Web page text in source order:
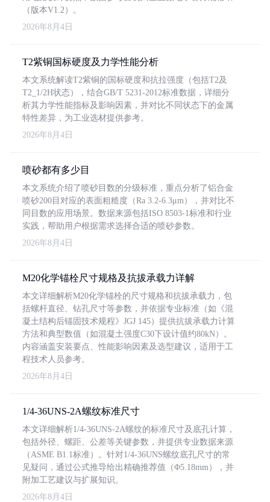
（版本V1.2）。
2026年8月4日
T2紫铜国标硬度及力学性能分析
本文系统解读T2紫铜的国标硬度和抗拉强度（包括T2及
T2_1/2H状态），结合GB/T 5231-2012标准数据，详细分
析其力学性能指标及影响因素，并对比不同状态下的金属
特性差异，为工业选材提供参考。
2026年8月4日
喷砂都有多少目
本文系统介绍了喷砂目数的分级标准，重点分析了铝合金
喷砂200目对应的表面粗糙度（Ra 3.2-6.3μm），并对比不
同目数的应用场景。数据来源包括ISO 8503-1标准和行业
实践，帮助用户根据需求选择合适的喷砂参数。
2026年8月4日
M20化学锚栓尺寸规格及抗拔承载力详解
本文详细解析M20化学锚栓的尺寸规格和抗拔承载力，包
括螺杆直径、钻孔尺寸等参数，并依据专业标准（如《混
凝土结构后锚固技术规程》JGJ 145）提供抗拔承载力计算
方法和典型数值（如混凝土强度C30下设计值约80kN）。
内容涵盖安装要点、性能影响因素及选型建议，适用于工
程技术人员参考。
2026年8月4日
1/4-36UNS-2A螺纹标准尺寸
本文详细解析1/4-36UNS-2A螺纹的标准尺寸及底孔计算，
包括外径、螺距、公差等关键参数，并提供专业数据来源
（ASME B1.1标准）。针对1/4-36UNS螺纹底孔尺寸的常
见疑问，通过公式推导给出精确推荐值（Φ5.18mm），并
附加工艺建议与扩展知识。
2026年8月4日